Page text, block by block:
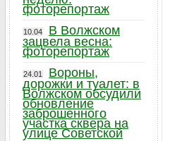
фоторепортаж
10.04
В Волжском
зацвела весна:
фоторепортаж
24.01
Вороны,
дорожки и туалет: в
Волжском обсудили
обновление
заброшенного
участка сквера на
улице Советской